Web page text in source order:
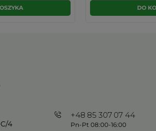
DO
4
+48 85 307 07 44
Pn-Pt 08:00-16:00